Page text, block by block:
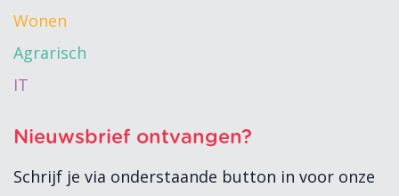
Wonen
Agrarisch
IT
Nieuwsbrief ontvangen?
Schrijf je via onderstaande button in voor onze